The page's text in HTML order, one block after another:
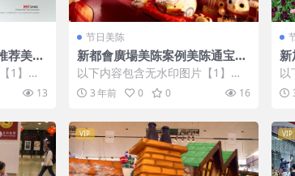
荐美陈
1】张
VIP会13
节日美陈
新都會廣場美陈案例美陈通宝美
陈网站 (3)
以下内容包含无水印图片【1】张
，开通会员无障碍浏览 开通VIP会
员 3 年前 0 0 16
新
以
，
员
VIP VIP